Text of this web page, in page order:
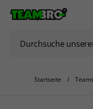
Startseite